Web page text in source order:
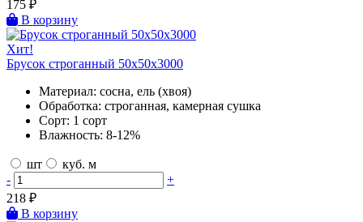
175 ₽
В корзину
Хит!
Брусок строганный 50х50х3000
Материал: сосна, ель (хвоя)
Обработка: строганная, камерная сушка
Сорт: 1 сорт
Влажность: 8-12%
шт
куб. м
-
+
218 ₽
В корзину